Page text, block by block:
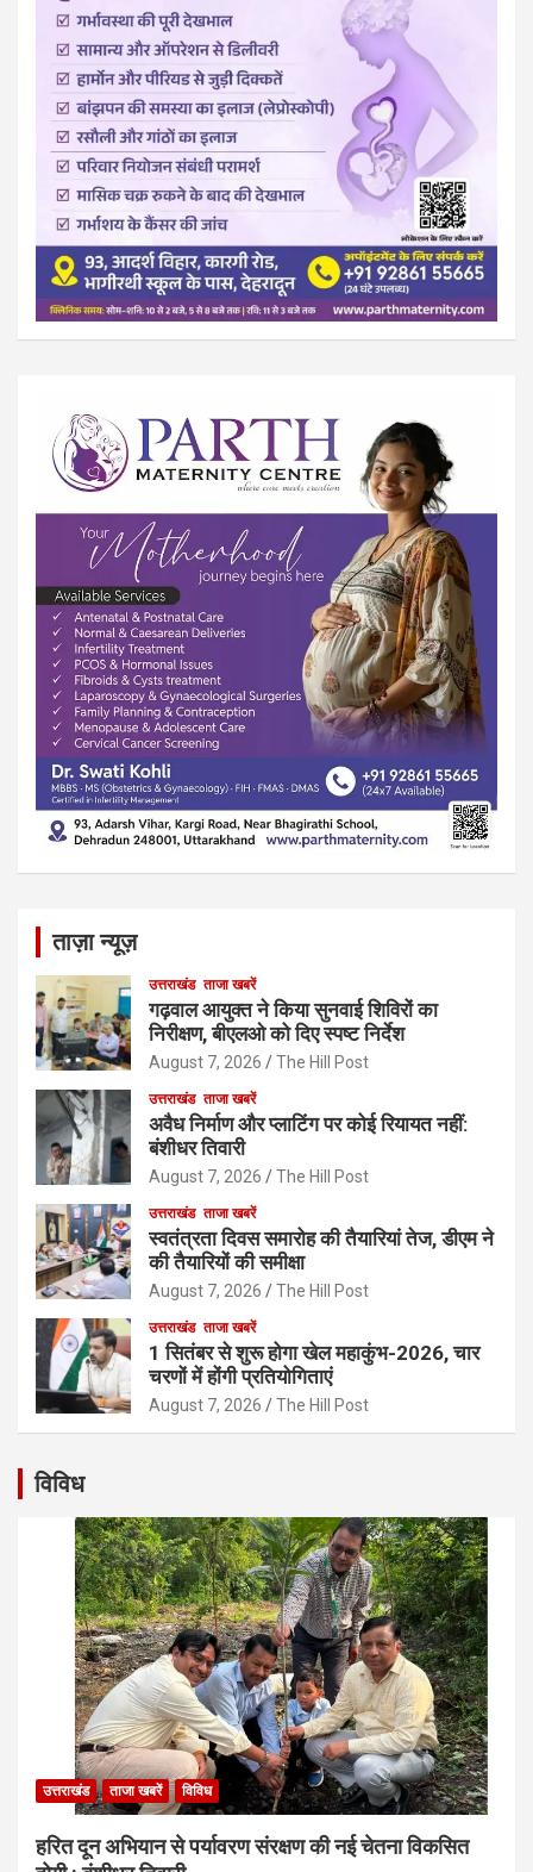
ताज़ा न्यूज़
उत्तराखंड ताजा खबरें
गढ़वाल आयुक्त ने किया सुनवाई शिविरों का
निरीक्षण, बीएलओ को दिए स्पष्ट निर्देश
August 7, 2026 The Hill Post
उत्तराखंड ताजा खबरें
अवैध निर्माण और प्लाटिंग पर कोई रियायत नहीं:
बंशीधर तिवारी
August 7, 2026 The Hill Post
उत्तराखंड ताजा खबरें
स्वतंत्रता दिवस समारोह की तैयारियां तेज, डीएम ने
की तैयारियों की समीक्षा
August 7, 2026 The Hill Post
उत्तराखंड ताजा खबरें
1 सितंबर से शुरू होगा खेल महाकुंभ-2026, चार
चरणों में होंगी प्रतियोगिताएं
August 7, 2026 The Hill Post
विविध
उत्तराखंड ताजा खबरें विविध
हरित दून अभियान से पर्यावरण संरक्षण की नई चेतना विकसित